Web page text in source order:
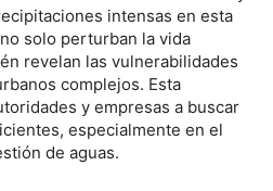
intensas en esta
solo perturban la vida
revelan las vulnerabilidades
complejos. Esta
y empresas a buscar
especialmente en el
de aguas.